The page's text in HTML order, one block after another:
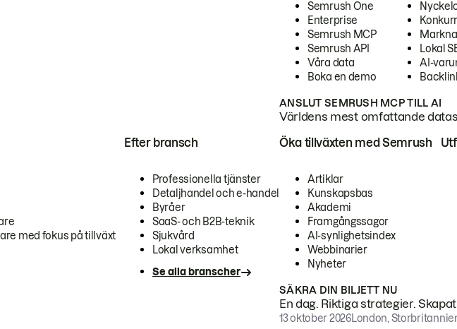
Semrush One
Enterprise
Semrush MCP
Semrush API
Våra data
Boka en demo
Lokal
AI-
ANSLUT SEMRUSH MCP TILL AI
Världens mest omfattande
med fokus på tillväxt
Efter bransch
Professionella tjänster
Detaljhandel och e-handel
Byråer
SaaS- och B2B-teknik
Sjukvård
Lokal verksamhet
Se alla branscher
Öka tillväxten med Semrush
Artiklar
Kunskapsbas
Akademi
Framgångssagor
AI-synlighetsindex
Webbinarier
Nyheter
SÄKRA DIN BILJETT NU
En dag. Riktiga strategier.
13 oktober 2026London,